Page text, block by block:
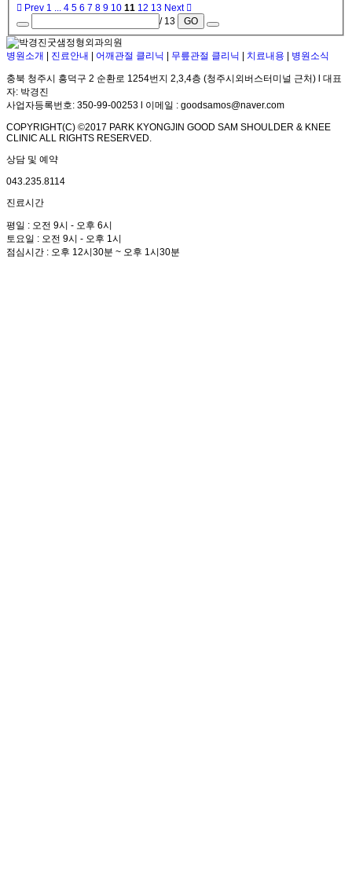
Prev 1 4 5 6 7 8 9 10 11 12 13 Next
/ 13
GO
병원소개 진료안내 어깨관절 클리닉 무릎관절 클리닉 치료내용 병원소식
충북 청주시 흥덕구 2 순환로 1254번지 2,3,4층 (청주시외버스터미널 근처) l 대표
자: 박경진
사업자등록번호: 350-99-00253 l 이메일 : goodsamos@naver.com
COPYRIGHT(C) ©2017 PARK KYONGJIN GOOD SAM SHOULDER & KNEE
CLINIC ALL RIGHTS RESERVED.
상담 및 예약
043.235.8114
진료시간
평일 : 오전 9시 - 오후 6시
토요일 : 오전 9시 - 오후 1시
점심시간 : 오후 12시30분 ~ 오후 1시30분